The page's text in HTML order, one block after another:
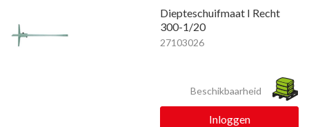
Diepteschuifmaat I Recht
300-1/20
27103026
Beschikbaarheid
Inloggen